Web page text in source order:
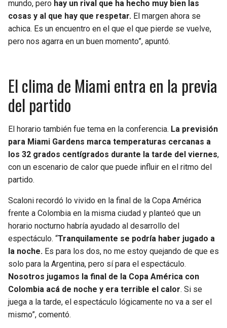
mundo, pero hay un rival que ha hecho muy bien las
cosas y al que hay que respetar. El margen ahora se
achica. Es un encuentro en el que el que pierde se vuelve,
pero nos agarra en un buen momento”, apuntó.
El clima de Miami entra en la previa
del partido
El horario también fue tema en la conferencia. La previsión
para Miami Gardens marca temperaturas cercanas a
los 32 grados centígrados durante la tarde del viernes,
con un escenario de calor que puede influir en el ritmo del
partido.
Scaloni recordó lo vivido en la final de la Copa América
frente a Colombia en la misma ciudad y planteó que un
horario nocturno habría ayudado al desarrollo del
espectáculo. “Tranquilamente se podría haber jugado a
la noche. Es para los dos, no me estoy quejando de que es
solo para la Argentina, pero sí para el espectáculo.
Nosotros jugamos la final de la Copa América con
Colombia acá de noche y era terrible el calor. Si se
juega a la tarde, el espectáculo lógicamente no va a ser el
mismo”, comentó.